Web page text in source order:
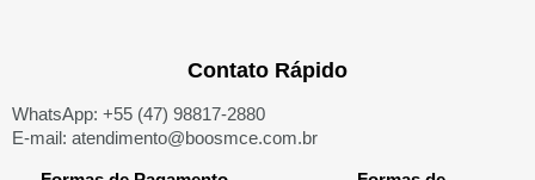
Contato Rápido
WhatsApp: +55 (47) 98817-2880
E-mail: atendimento@boosmce.com.br